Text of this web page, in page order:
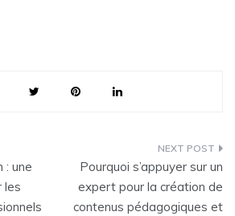
: une
les
Pourquoi s’appuyer sur un
expert pour la création de
contenus pédagogiques et